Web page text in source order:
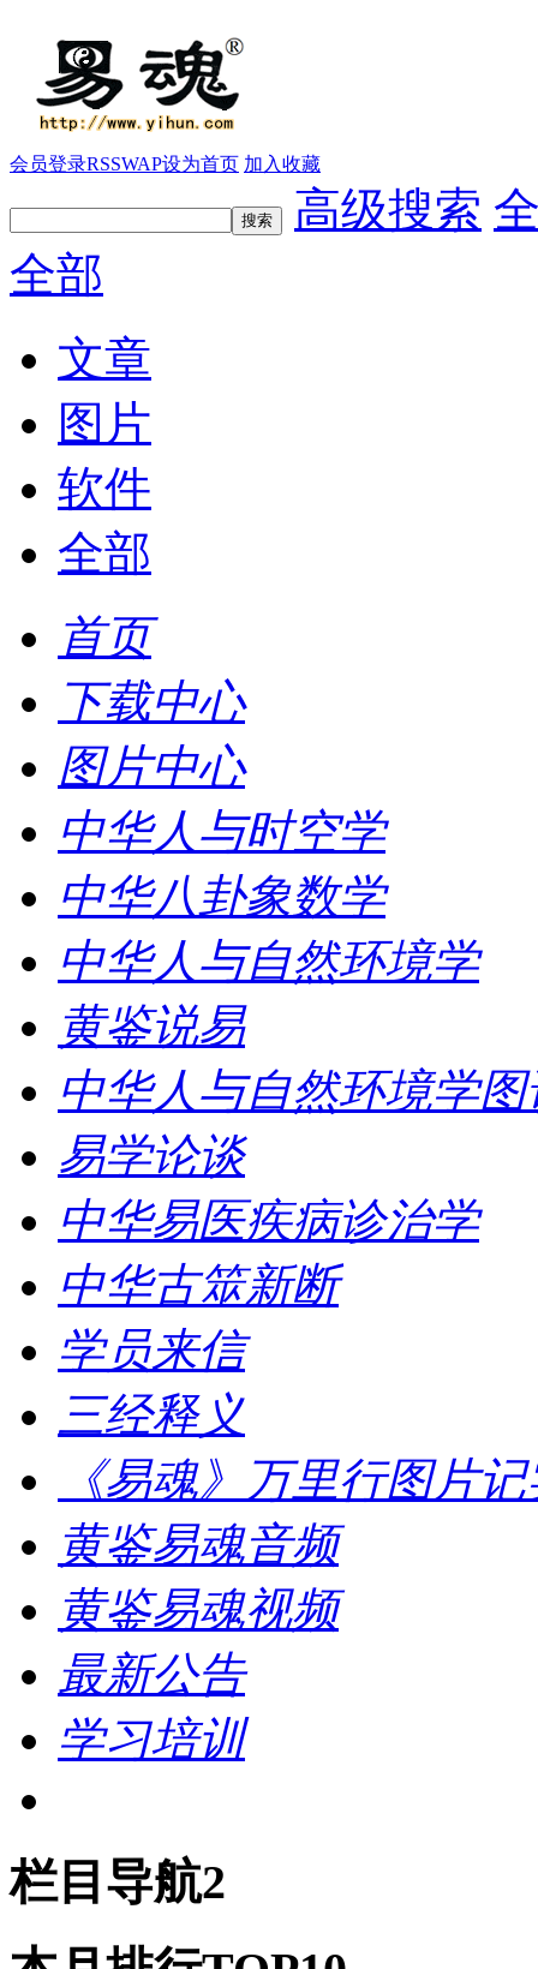
会员登录RSSWAP设为首页 加入收藏
高级搜索
全部
文章
图片
软件
全部
首页
下载中心
图片中心
中华人与时空学
中华八卦象数学
中华人与自然环境学
黄鉴说易
中华人与自然环境学图
易学论谈
中华易医疾病诊治学
中华古筮新断
学员来信
三经释义
《易魂》万里行图片
黄鉴易魂音频
黄鉴易魂视频
最新公告
学习培训
栏目导航2